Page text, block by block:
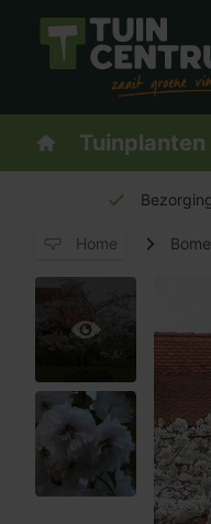
Logo Tuincentrum.be
Homepage
Tuinplanten
Home